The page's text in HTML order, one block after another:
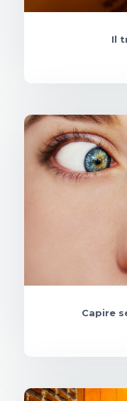
Il
Capire